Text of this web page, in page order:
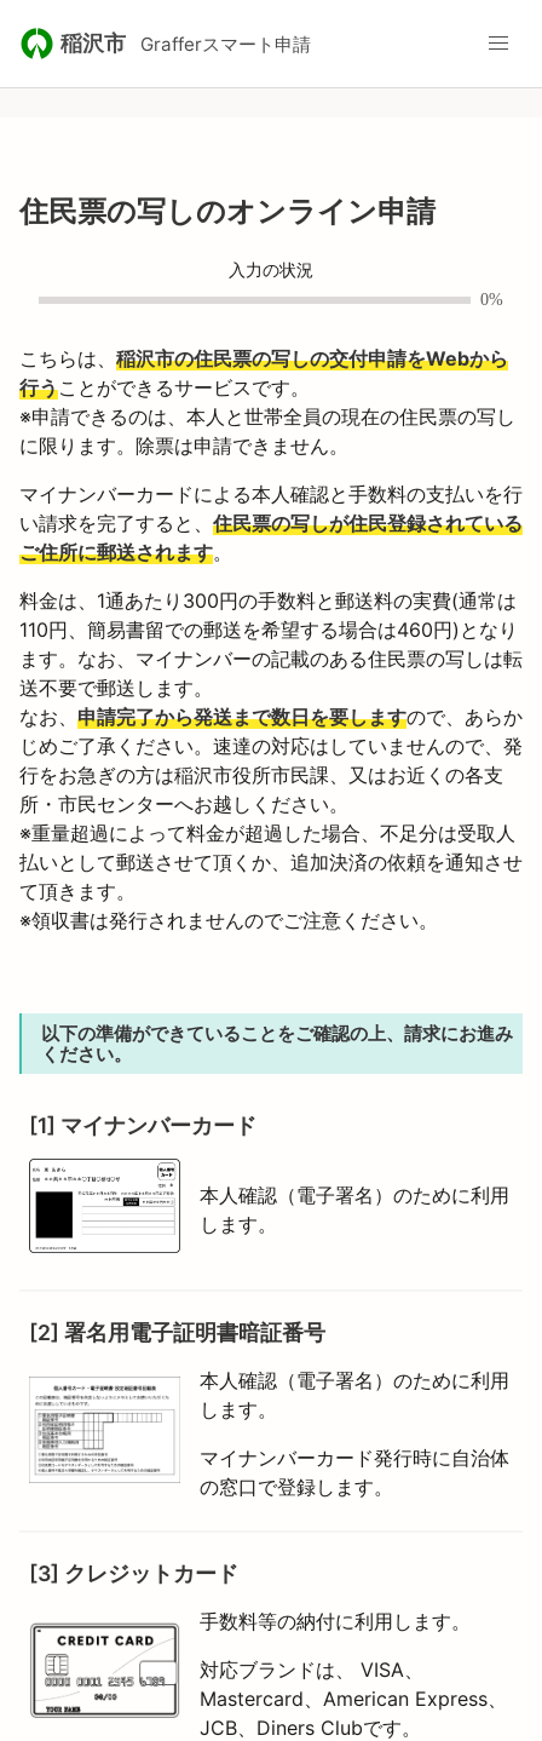
稲沢市 Grafferスマート申請
住民票の写しのオンライン申請
入力の状況
0%
こちらは、 稲沢市の住民票の写しの交付申請をWebから
行うことができるサービスです。
※申請できるのは、本人と世帯全員の現在の住民票の写し
に限ります。除票は申請できません。
マイナンバーカードによる本人確認と手数料の支払いを行
い請求を完了すると、 住民票の写しが住民登録されている
ご住所に郵送されます。
料金は、1通あたり300円の手数料と郵送料の実費(通常は
110円、簡易書留での郵送を希望する場合は460円)となり
ます。なお、マイナンバーの記載のある住民票の写しは転
送不要で郵送します。
なお、 申請完了から発送まで数日を要しますので、あらか
じめご了承ください。速達の対応はしていませんので、発
行をお急ぎの方は稲沢市役所市民課、又はお近くの各支
所・市民センターへお越しください。
※重量超過によって料金が超過した場合、不足分は受取人
払いとして郵送させて頂くか、追加決済の依頼を通知させ
て頂きます。
※領収書は発行されませんのでご注意ください。
以下の準備ができていることをご確認の上、請求にお進み
ください。
[1] マイナンバーカード
本人確認（電子署名）のために利用
します。
[2] 署名用電子証明書暗証番号
本人確認（電子署名）のために利用
します。
マイナンバーカード発行時に自治体
の窓口で登録します。
[3] クレジットカード
手数料等の納付に利用します。
対応ブランドは、 VISA、
Mastercard、American Express、
JCB、Diners Clubです。